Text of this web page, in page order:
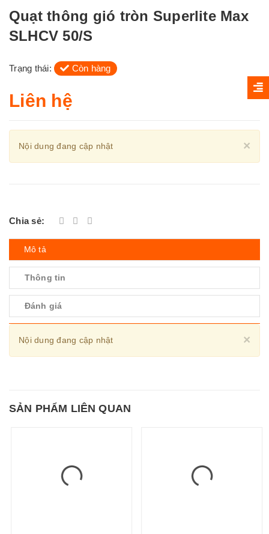
Quạt thông gió tròn Superlite Max
SLHCV 50/S
Trạng thái: Còn hàng
Liên hệ
×
Nội dung đang cập nhật
Chia sẻ:
Mô tả
Thông tin
Đánh giá
×
Nội dung đang cập nhật
SẢN PHẨM LIÊN QUAN